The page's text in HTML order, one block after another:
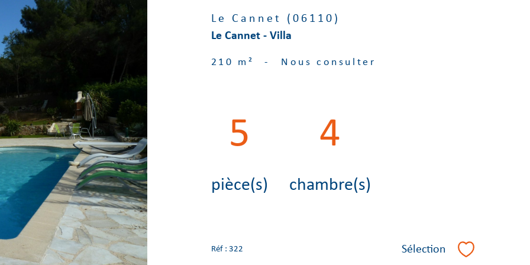
Le Cannet (06110)
Le Cannet - Villa
210 m² - Nous consulter
5
pièce(s)
4
chambre(s)
Réf : 322 Sélection Sélectionner